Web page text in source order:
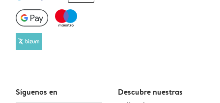
Síguenos en
Descubre nuestras